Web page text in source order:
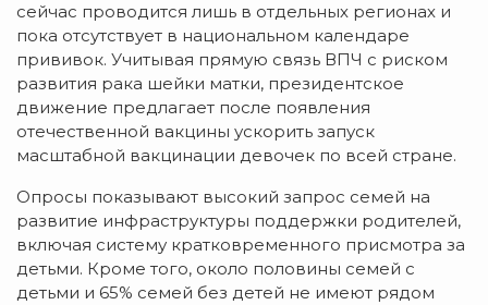
сейчас проводится лишь в отдельных регионах и
пока отсутствует в национальном календаре
прививок. Учитывая прямую связь ВПЧ с риском
развития рака шейки матки, президентское
движение предлагает после появления
отечественной вакцины ускорить запуск
масштабной вакцинации девочек по всей стране.
Опросы показывают высокий запрос семей на
развитие инфраструктуры поддержки родителей,
включая систему кратковременного присмотра за
детьми. Кроме того, около половины семей с
детьми и 65% семей без детей не имеют рядом